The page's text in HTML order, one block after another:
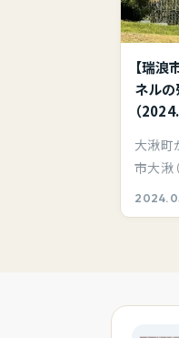
【瑞浪
ネル
（
大湫町
市大湫
の…